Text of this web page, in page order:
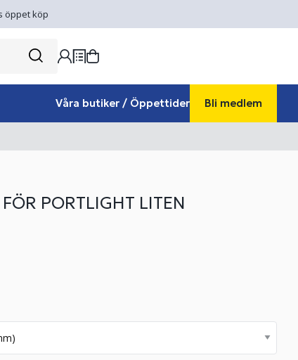
öppet köp
Våra butiker / Öppettider Bli medlem
PORTLIGHT LITEN